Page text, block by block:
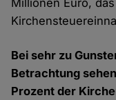
Millionen Euro,
Bei sehr zu
Betrachtung
Prozent der